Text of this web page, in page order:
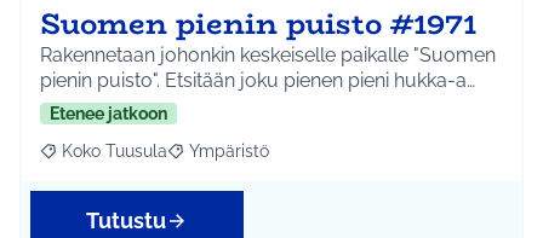
Suomen pienin puisto #1971
Rakennetaan johonkin keskeiselle paikalle "Suomen
pienin puisto". Etsitään joku pienen pieni hukka-a…
Etenee jatkoon
Rajaa tulokset aihepiirin mukaan: Koko Tuusula
Koko Tuusula Rajaa tulokset teeman mukaan: Ympäristö
Ympäristö
Tutustu